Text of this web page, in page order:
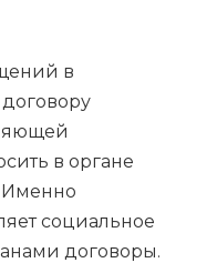
в
в органе
Именно
социальное
договоры.